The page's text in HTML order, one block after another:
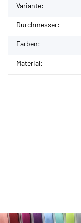
Variante:
Durchmesser:
Farben:
Material: